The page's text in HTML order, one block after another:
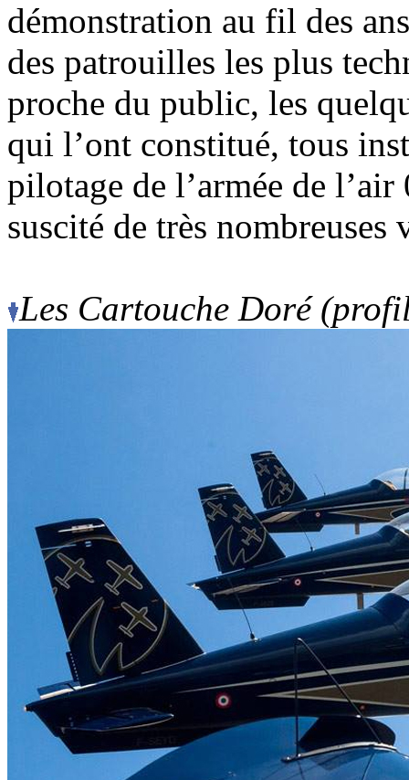
démonstration au fil des
des patrouilles les plus
proche du public, les
qui l’ont constitué, tous
pilotage de l’armée de
suscité de très
Les Cartouche Doré